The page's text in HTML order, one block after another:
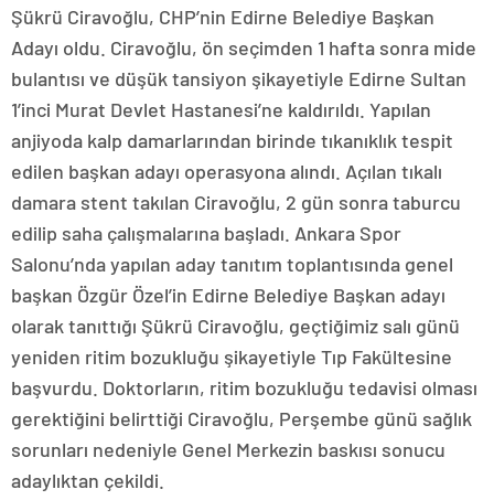
Şükrü Ciravoğlu, CHP’nin Edirne Belediye Başkan
Adayı oldu. Ciravoğlu, ön seçimden 1 hafta sonra mide
bulantısı ve düşük tansiyon şikayetiyle Edirne Sultan
1’inci Murat Devlet Hastanesi’ne kaldırıldı. Yapılan
anjiyoda kalp damarlarından birinde tıkanıklık tespit
edilen başkan adayı operasyona alındı. Açılan tıkalı
damara stent takılan Ciravoğlu, 2 gün sonra taburcu
edilip saha çalışmalarına başladı. Ankara Spor
Salonu’nda yapılan aday tanıtım toplantısında genel
başkan Özgür Özel’in Edirne Belediye Başkan adayı
olarak tanıttığı Şükrü Ciravoğlu, geçtiğimiz salı günü
yeniden ritim bozukluğu şikayetiyle Tıp Fakültesine
başvurdu. Doktorların, ritim bozukluğu tedavisi olması
gerektiğini belirttiği Ciravoğlu, Perşembe günü sağlık
sorunları nedeniyle Genel Merkezin baskısı sonucu
adaylıktan çekildi.